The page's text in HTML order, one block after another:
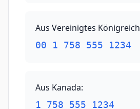
Aus Vereinigtes Königreich
00 1 758 555 1234
Aus Kanada:
1 758 555 1234